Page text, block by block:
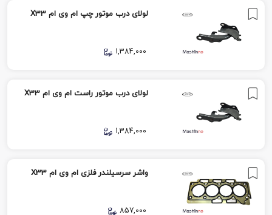
لولای درب موتور چپ ام وی ام X33
1,384,000
لولای درب موتور راست ام وی ام X33
1,384,000
واشر سرسیلندر فلزی ام وی ام X33
857,000